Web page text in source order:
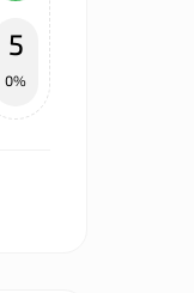
5
0%